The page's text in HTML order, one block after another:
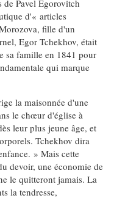
Pavel Egorovitch
d'« articles
fille d'un
Egor Tchekhov, était
sa famille en 1841 pour
qui marque
la maisonnée d'une
le chœur d'église à
leur plus jeune âge, et
Tchekhov dira
» Mais cette
devoir, une économie de
le quitteront jamais. La
la tendresse,